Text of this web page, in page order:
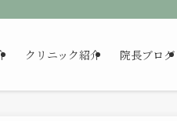
クリニック紹介 院長ブログ